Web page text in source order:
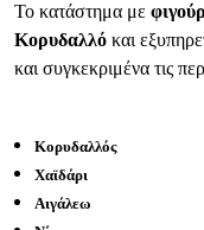
Το κατάστημα με
Κορυδαλλό και
και συγκεκριμένα τις
Κορυδαλλός
Χαϊδάρι
Αιγάλεω